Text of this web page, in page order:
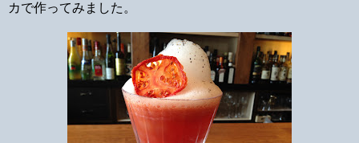
カで作ってみました。